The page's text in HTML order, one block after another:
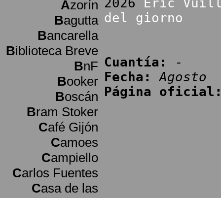
Azorín
Bagutta
Bancarella
Biblioteca Breve
BnF
Booker
Boscán
Bram Stoker
Café Gijón
Camoes
Campiello
Carlos Fuentes
Casa de las
2026 Éric
del giorno
Cuantía:
-
Fecha:
Agosto
Página